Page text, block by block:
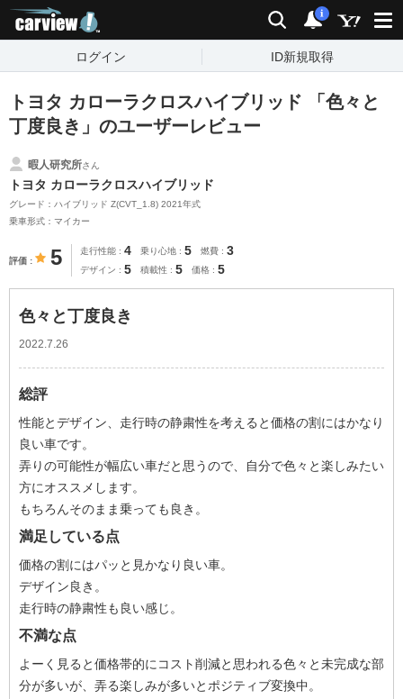
検索 通知
i
ログイン ID新規取得
トヨタ カローラクロスハイブリッド 「色々と
丁度良き」のユーザーレビュー
暇人研究所さん
トヨタ カローラクロスハイブリッド
グレード：ハイブリッド Z(CVT_1.8) 2021年式
乗車形式：マイカー
評価 5 走行性能 4 乗り心地 5 燃費 3
デザイン 5 積載性 5 価格 5
色々と丁度良き
2022.7.26
総評
性能とデザイン、走行時の静粛性を考えると価格の割にはかなり
良い車です。
弄りの可能性が幅広い車だと思うので、自分で色々と楽しみたい
方にオススメします。
もちろんそのまま乗っても良き。
満足している点
価格の割にはパッと見かなり良い車。
デザイン良き。
走行時の静粛性も良い感じ。
不満な点
よーく見ると価格帯的にコスト削減と思われる色々と未完成な部
分が多いが、弄る楽しみが多いとポジティブ変換中。